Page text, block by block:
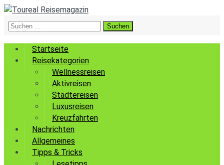
Suchen
Startseite
Reisekategorien
Wellnessreisen
Aktivreisen
Städtereisen
Luxusreisen
Kreuzfahrten
Nachrichten
Allgemeines
Tipps & Tricks